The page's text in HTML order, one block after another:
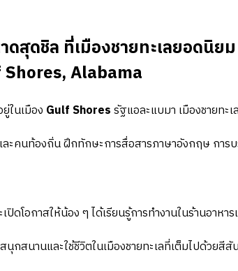
ดสุดชิล ที่เมืองชายทะเลยอดนิย
Alabama
ในเมือง Gulf Shoresรัฐแอละแบมา เมืองชายทะ
ะคนท้องถิ่น ฝึกทักษะการสื่อสารภาษาอังกฤษ การ
เปิดโอกาสให้น้อง ๆ ได้เรียนรู้การทำงานในร้านอาห
สนานและใช้ชีวิตในเมืองชายทะเลที่เต็มไปด้วยสีสั